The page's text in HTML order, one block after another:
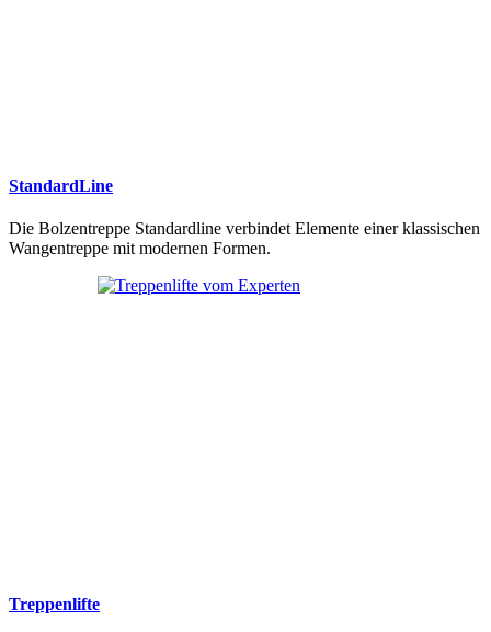
StandardLine
Die Bolzentreppe Standardline verbindet Elemente einer klassischen
Wangentreppe mit modernen Formen.
Treppenlifte